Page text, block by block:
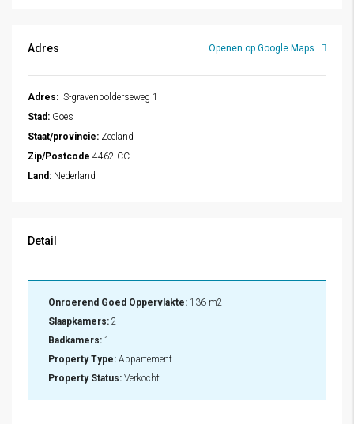
Adres Openen op Google Maps
Adres: 'S-gravenpolderseweg 1
Stad: Goes
Staat/provincie: Zeeland
Zip/Postcode 4462 CC
Land: Nederland
Detail
Onroerend Goed Oppervlakte: 136 m2
Slaapkamers: 2
Badkamers: 1
Property Type: Appartement
Property Status: Verkocht